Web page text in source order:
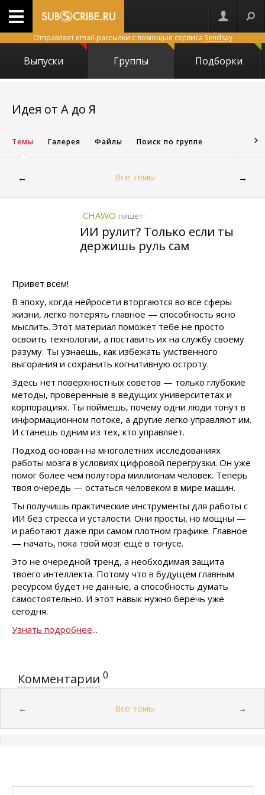
Отправляет email-рассылки с помощью сервиса Sendsay
Выпуски Группы Подборки
Идея от А до Я
Темы Галерея Файлы Поиск по группе
← Все темы →
CHAWO пишет:
ИИ рулит? Только если ты
держишь руль сам
Привет всем!
В эпоху, когда нейросети вторгаются во все сферы
жизни, легко потерять главное — способность ясно
мыслить. Этот материал поможет тебе не просто
освоить технологии, а поставить их на службу своему
разуму. Ты узнаешь, как избежать умственного
выгорания и сохранить когнитивную остроту.
Здесь нет поверхностных советов — только глубокие
методы, проверенные в ведущих университетах и
корпорациях. Ты поймёшь, почему одни люди тонут в
информационном потоке, а другие легко управляют им.
И станешь одним из тех, кто управляет.
Подход основан на многолетних исследованиях
работы мозга в условиях цифровой перегрузки. Он уже
помог более чем полутора миллионам человек. Теперь
твоя очередь — остаться человеком в мире машин.
Ты получишь практические инструменты для работы с
ИИ без стресса и усталости. Они просты, но мощны —
и работают даже при самом плотном графике. Главное
— начать, пока твой мозг ещё в тонусе.
Это не очередной тренд, а необходимая защита
твоего интеллекта. Потому что в будущем главным
ресурсом будет не данные, а способность думать
самостоятельно. И этот навык нужно беречь уже
сегодня.
Узнать подробнее...
Комментарии 0
← Все темы →